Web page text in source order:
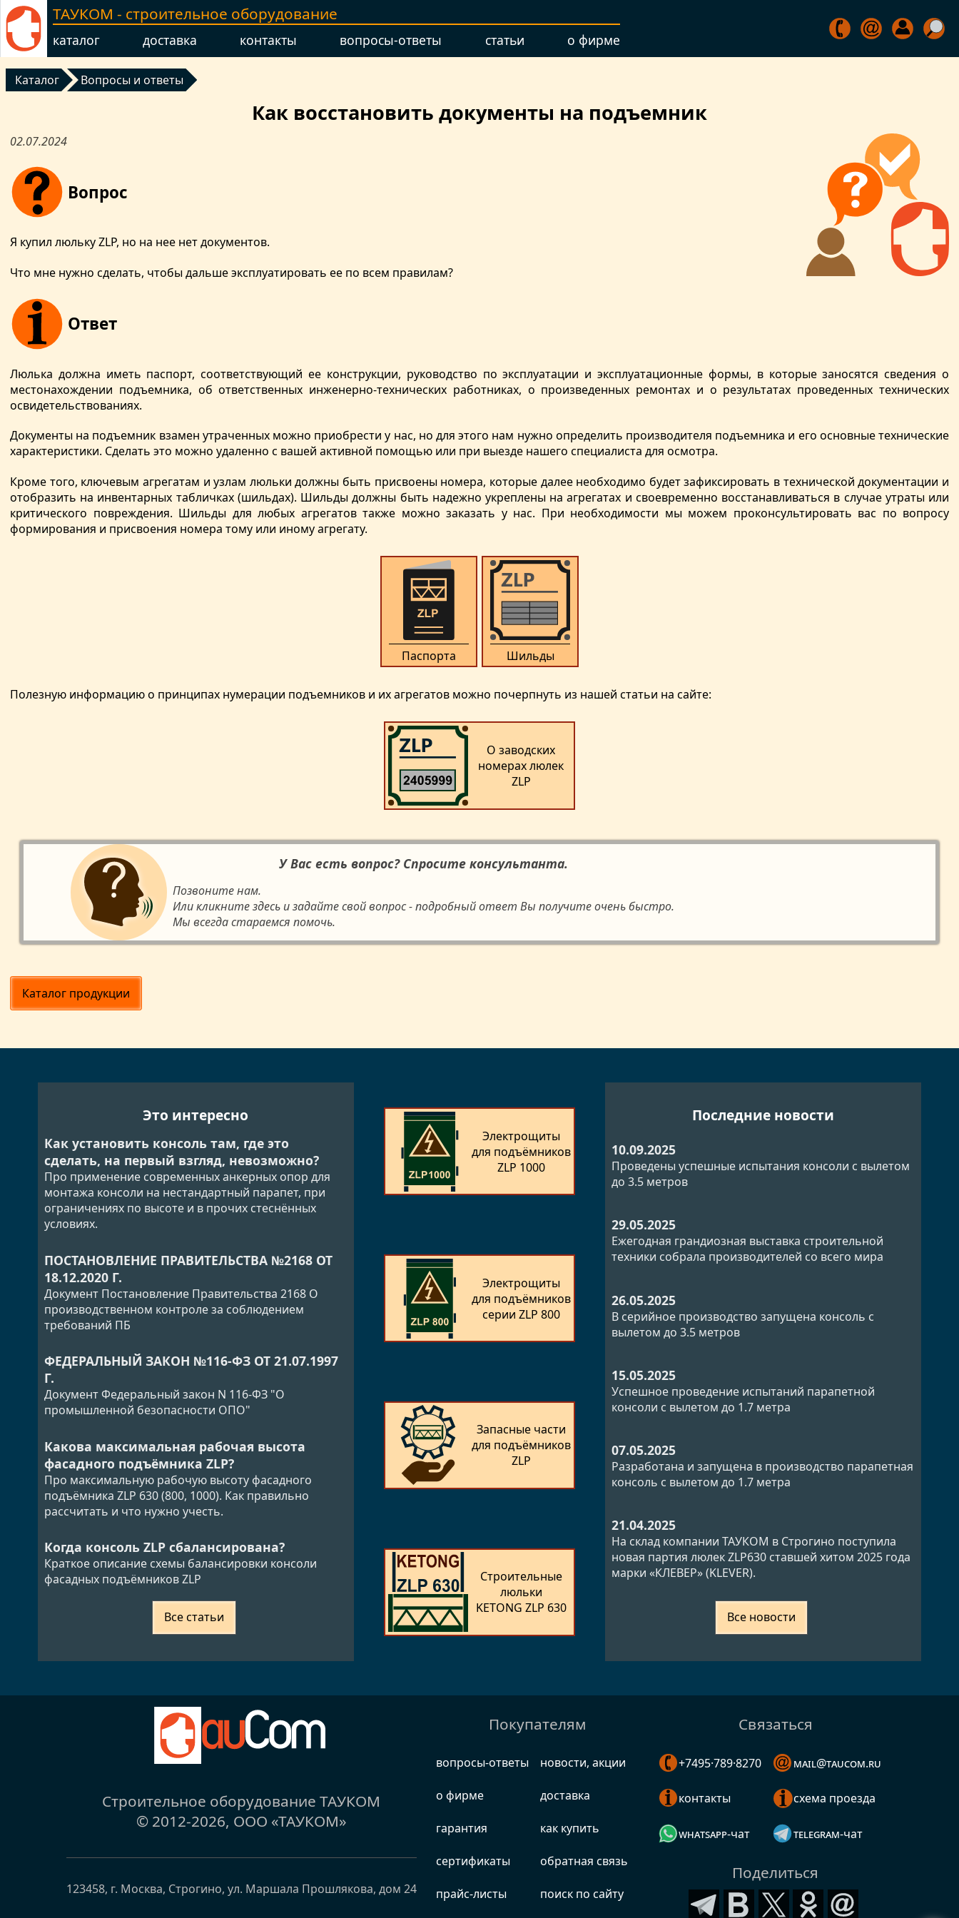
ТАУКОМ - строительное оборудование
каталог доставка контакты вопросы-ответы статьи о фирме
Каталог Вопросы и ответы
Как восстановить документы на подъемник
02.07.2024
Вопрос
Я купил люльку ZLP, но на нее нет документов.
Что мне нужно сделать, чтобы дальше эксплуатировать ее по всем правилам?
Ответ
Люлька должна иметь паспорт, соответствующий ее конструкции, руководство по эксплуатации и эксплуатационные формы, в которые заносятся сведения о
местонахождении подъемника, об ответственных инженерно-технических работниках, о произведенных ремонтах и о результатах проведенных технических
освидетельствованиях.
Документы на подъемник взамен утраченных можно приобрести у нас, но для этого нам нужно определить производителя подъемника и его основные технические
характеристики. Сделать это можно удаленно с вашей активной помощью или при выезде нашего специалиста для осмотра.
Кроме того, ключевым агрегатам и узлам люльки должны быть присвоены номера, которые далее необходимо будет зафиксировать в технической документации и
отобразить на инвентарных табличках (шильдах). Шильды должны быть надежно укреплены на агрегатах и своевременно восстанавливаться в случае утраты или
критического повреждения. Шильды для любых агрегатов также можно заказать у нас. При необходимости мы можем проконсультировать вас по вопросу
формирования и присвоения номера тому или иному агрегату.
Паспорта Шильды
Полезную информацию о принципах нумерации подъемников и их агрегатов можно почерпнуть из нашей статьи на сайте:
О заводских
номерах люлек
ZLP
У Вас есть вопрос? Спросите консультанта.
Позвоните нам.
Или кликните здесь и задайте свой вопрос - подробный ответ Вы получите очень быстро.
Мы всегда стараемся помочь.
Каталог продукции
Это интересно
Как установить консоль там, где это
сделать, на первый взгляд, невозможно?
Про применение современных анкерных опор для
монтажа консоли на нестандартный парапет, при
ограничениях по высоте и в прочих стеснённых
условиях.
ПОСТАНОВЛЕНИЕ ПРАВИТЕЛЬСТВА №2168 ОТ
18.12.2020 Г.
Документ Постановление Правительства 2168 О
производственном контроле за соблюдением
требований ПБ
ФЕДЕРАЛЬНЫЙ ЗАКОН №116-ФЗ ОТ 21.07.1997
Г.
Документ Федеральный закон N 116-ФЗ "О
промышленной безопасности ОПО"
Какова максимальная рабочая высота
фасадного подъёмника ZLP?
Про максимальную рабочую высоту фасадного
подъёмника ZLP 630 (800, 1000). Как правильно
рассчитать и что нужно учесть.
Когда консоль ZLP сбалансирована?
Краткое описание схемы балансировки консоли
фасадных подъёмников ZLP
Все статьи
Электрощиты
для подъёмников
ZLP 1000
Электрощиты
для подъёмников
серии ZLP 800
Запасные части
для подъёмников
ZLP
Строительные
люльки
KETONG ZLP 630
Последние новости
10.09.2025
Проведены успешные испытания консоли с вылетом
до 3.5 метров
29.05.2025
Ежегодная грандиозная выставка строительной
техники собрала производителей со всего мира
26.05.2025
В серийное производство запущена консоль с
вылетом до 3.5 метров
15.05.2025
Успешное проведение испытаний парапетной
консоли с вылетом до 1.7 метра
07.05.2025
Разработана и запущена в производство парапетная
консоль с вылетом до 1.7 метра
21.04.2025
На склад компании ТАУКОМ в Строгино поступила
новая партия люлек ZLP630 ставшей хитом 2025 года
марки «КЛЕВЕР» (KLEVER).
Все новости
Строительное оборудование ТАУКОМ
© 2012-2026, ООО «ТАУКОМ»
123458, г. Москва, Строгино, ул. Маршала Прошлякова, дом 24
Покупателям
вопросы-ответы
о фирме
гарантия
сертификаты
прайс-листы
новости, акции
доставка
как купить
обратная связь
поиск по сайту
Связаться
+7495·789·8270
контакты
whatsapp-чат
mail@taucom.ru
схема проезда
telegram-чат
Поделиться